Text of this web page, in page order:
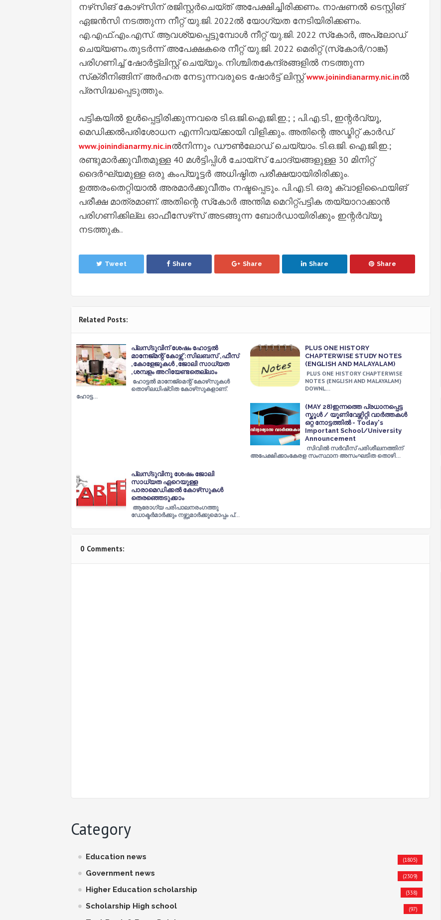
നഴ്‌സിങ് കോഴ്‌സിന് രജിസ്റ്റര്‍ചെയ്ത് അപേക്ഷിച്ചിരിക്കണം. നാഷണല്‍ ടെസ്റ്റിങ്
ഏജന്‍സി നടത്തുന്ന നീറ്റ് യു.ജി. 2022ല്‍ യോഗ്യത നേടിയിരിക്കണം.
എ.എഫ്.എം.എസ്. ആവശ്യപ്പെട്ടുമ്പോള്‍ നീറ്റ് യു.ജി. 2022 സ്‌കോര്‍, അപ്‌ലോഡ്
ചെയ്യണം.തുടര്‍ന്ന് അപേക്ഷകരെ നീറ്റ് യു.ജി. 2022 മെരിറ്റ് (സ്‌കോര്‍/റാങ്ക്)
പരിഗണിച്ച് ഷോര്‍ട്ട്‌ലിസ്റ്റ് ചെയ്യും. നിശ്ചിതകേന്ദ്രങ്ങളില്‍ നടത്തുന്ന
സ്‌ക്രീനിങ്ങിന് അര്‍ഹത നേടുന്നവരുടെ ഷോര്‍ട്ട് ലിസ്റ്റ് www.joinindianarmy.nic.inല്‍
പ്രസിദ്ധപ്പെടുത്തും.
പട്ടികയില്‍ ഉള്‍പ്പെട്ടിരിക്കുന്നവരെ ടി.ഒ.ജി.ഐ.ജി.ഇ.; ; പി.എ.ടി., ഇന്റര്‍വ്യൂ,
മെഡിക്കല്‍പരിശോധന എന്നിവയ്ക്കായി വിളിക്കും. അതിന്റെ അഡ്മിറ്റ് കാര്‍ഡ്
www.joinindianarmy.nic.inല്‍നിന്നും ഡൗണ്‍ലോഡ് ചെയ്യാം. ടി.ഒ.ജി. ഐ.ജി.ഇ.;
രണ്ടുമാര്‍ക്കുവീതമുള്ള 40 മള്‍ട്ടിപ്പിള്‍ ചോയ്‌സ് ചോദ്യങ്ങളുള്ള 30 മിനിറ്റ്
ദൈര്‍ഘ്യമുള്ള ഒരു കംപ്യൂട്ടര്‍ അധിഷ്ഠിത പരീക്ഷയായിരിരിക്കും.
ഉത്തരംതെറ്റിയാല്‍ അരമാര്‍ക്കുവീതം നഷ്ടപ്പെടും. പി.എ.ടി. ഒരു ക്വാളിഫൈയിങ്
പരീക്ഷ മാത്രമാണ്. അതിന്റെ സ്‌കോര്‍ അന്തിമ മെറിറ്റ്പട്ടിക തയ്യാറാക്കാന്‍
പരിഗണിക്കില്ല. ഓഫീസേഴ്‌സ് അടങ്ങുന്ന ബോര്‍ഡായിരിക്കും ഇന്റര്‍വ്യൂ
നടത്തുക..
Tweet Share Share Share Share
Related Posts:
പ്ലസ്‌ടുവിന് ശേഷം ഹോട്ടൽ
മാനേജ്‌മന്റ് കോഴ്സ് :സിലബസ് ,ഫീസ്
,കോളേജുകൾ ,ജോലി സാധ്യത
,ശമ്പളം അറിയേണ്ടതെല്ലാം
ഹോട്ടൽ മാനേജ്‌മെന്റ് കോഴ്‌സുകൾ
തൊഴിലധിഷ്‌ഠിത കോഴ്‌സുകളാണ്.
ഹോട്ട…
PLUS ONE HISTORY
CHAPTERWISE STUDY NOTES
(ENGLISH AND MALAYALAM)
PLUS ONE HISTORY CHAPTERWISE
NOTES (ENGLISH AND MALAYALAM)
DOWNL…
(MAY 28)ഇന്നത്തെ പ്രധാനപ്പെട്ട
സ്കൂൾ / യൂണിവേഴ്സിറ്റി വാർത്തകൾ
ഒറ്റ നോട്ടത്തിൽ - Today's
Important School/University
Announcement
സിവിൽ സർവീസ് പരിശീലനത്തിന്
അപേക്ഷിക്കാംകേരള സംസ്ഥാന അസംഘടിത തൊഴി…
പ്ലസ്‌ടുവിനു ശേഷം ജോലി
സാധ്യത ഏറെയുള്ള
പാരാമെഡിക്കൽ കോഴ്‌സുകൾ
തെരഞ്ഞെടുക്കാം
ആരോഗ്യ പരിപാലനരംഗത്തു
ഡോക്ടര്‍മാര്‍ക്കും നഴ്സുമാര്‍ക്കുമൊപ്പം പ്…
0 Comments:
Category
Education news (1805)
Government news (2309)
Higher Education scholarship (338)
Scholarship High school (97)